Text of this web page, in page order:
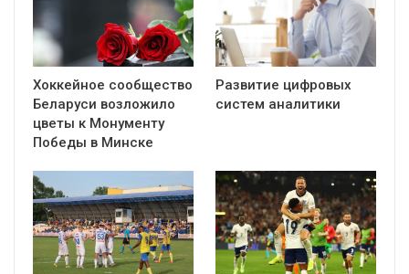
Хоккейное сообщество
Беларуси возложило
цветы к Монументу
Победы в Минске
Развитие цифровых
систем аналитики